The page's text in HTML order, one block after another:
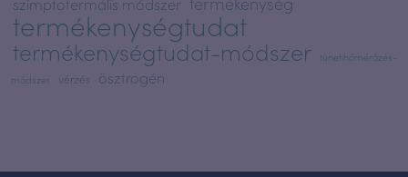
termékenységtudat
termékenységtudat-módszer
tünetihőmérőzés-
módszer
vérzés ösztrogén